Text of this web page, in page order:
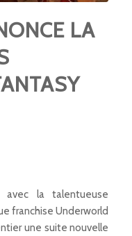
LA
avec la talentueuse
franchise Underworld
une suite nouvelle